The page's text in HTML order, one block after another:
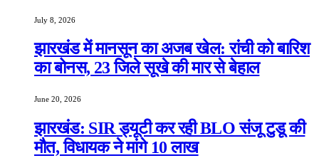
July 8, 2026
झारखंड में मानसून का अजब खेल: रांची को बारिश
का बोनस, 23 जिले सूखे की मार से बेहाल
June 20, 2026
झारखंड: SIR ड्यूटी कर रही BLO संजू टुडू की
मौत, विधायक ने मांगे 10 लाख